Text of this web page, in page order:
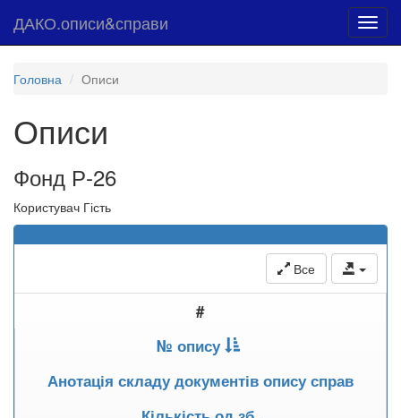
ДАКО.описи&справи
Головна Описи
Описи
Фонд Р-26
Користувач Гість
Все
#
№ опису
Анотація складу документів опису справ